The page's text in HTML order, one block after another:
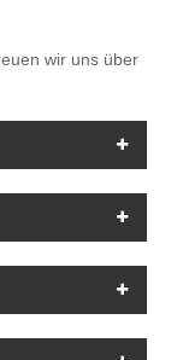
wir uns über